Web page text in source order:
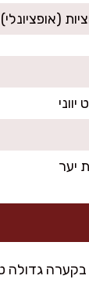
יער
בקערה גדולה